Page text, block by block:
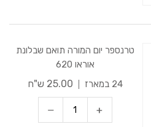
טרנספר יום המורה תואם שבלונת
אוראו 620
24 במארז
25.00 ש"ח